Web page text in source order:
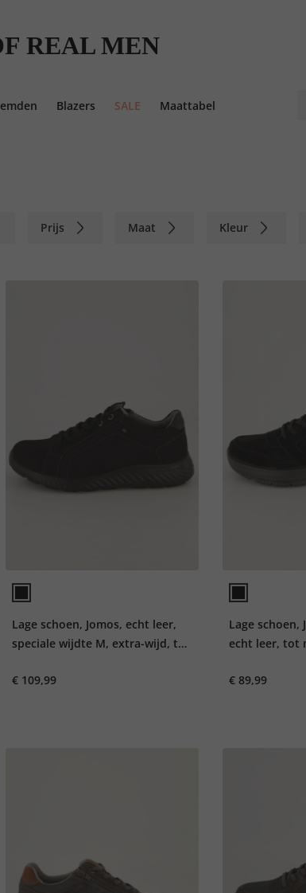
REAL MEN
Blazers SALE Maattabel
Prijs Maat Kleur
Lage schoen, Jomos, echt leer,
speciale wijdte M, extra-wijd, tot
€ 109,99
Lage schoen,
echt leer, tot
€ 89,99